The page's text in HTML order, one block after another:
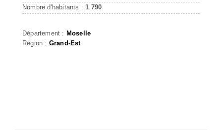
Nombre d'habitants : 1 790
Département : Moselle
Région : Grand-Est